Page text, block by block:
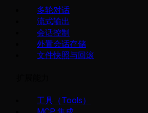
多轮对话
流式输出
会话控制
外置会话存储
文件快照与回滚
工具（Tools）